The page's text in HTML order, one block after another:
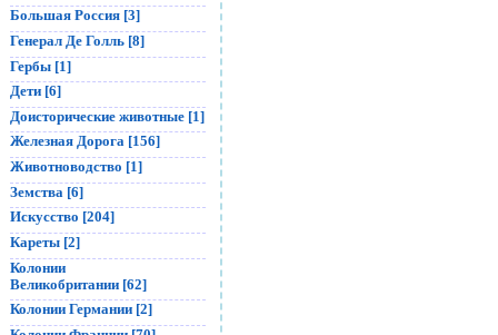
Большая Россия [3]
Генерал Де Голль [8]
Гербы [1]
Дети [6]
Доисторические животные [1]
Железная Дорога [156]
Животноводство [1]
Земства [6]
Искусство [204]
Кареты [2]
Колонии
Великобритании [62]
Колонии Германии [2]